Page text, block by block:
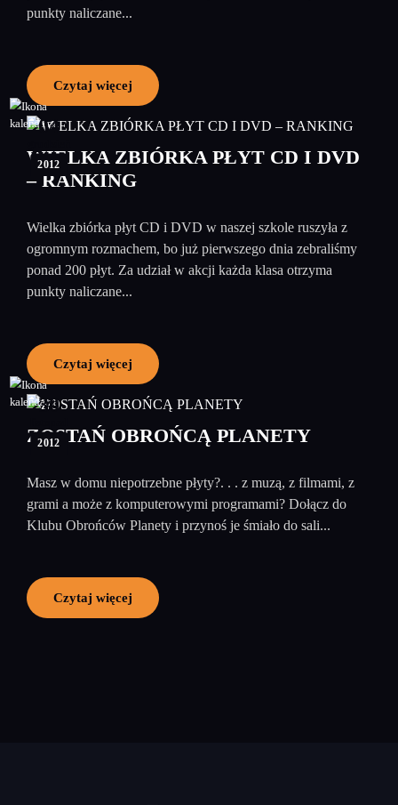
punkty naliczane...
Czytaj więcej
04
2012
WIELKA ZBIÓRKA PŁYT CD I DVD
– RANKING
Wielka zbiórka płyt CD i DVD w naszej szkole ruszyła z
ogromnym rozmachem, bo już pierwszego dnia zebraliśmy
ponad 200 płyt. Za udział w akcji każda klasa otrzyma
punkty naliczane...
Czytaj więcej
30
2012
ZOSTAŃ OBROŃCĄ PLANETY
Masz w domu niepotrzebne płyty?. . . z muzą, z filmami, z
grami a może z komputerowymi programami? Dołącz do
Klubu Obrońców Planety i przynoś je śmiało do sali...
Czytaj więcej